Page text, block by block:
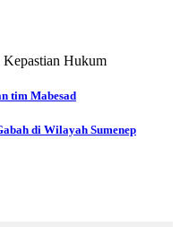
Hukum
tim Mabesad
di Wilayah Sumenep